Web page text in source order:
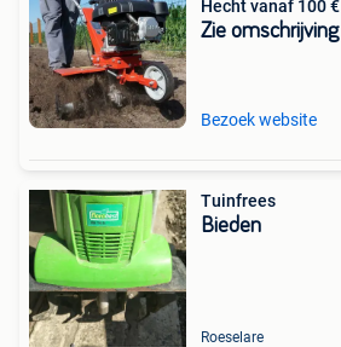
Hecht vanaf 100 €
Zie omschrijving
Bezoek website
Tuinfrees
Bieden
Roeselare